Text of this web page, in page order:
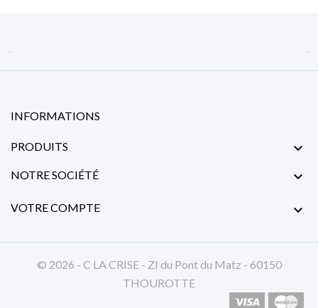
 
INFORMATIONS
PRODUITS 
NOTRE SOCIÉTÉ 
VOTRE COMPTE 
© 2026 - C LA CRISE - ZI du Pont du Matz - 60150
THOUROTTE